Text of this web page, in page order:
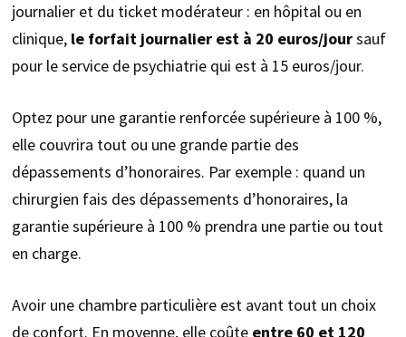
journalier et du ticket modérateur : en hôpital ou en
clinique,le forfait journalier est à 20 euros/joursauf
pour le service de psychiatrie qui est à 15 euros/jour.
Optez pour une garantie renforcée supérieure à 100 %,
elle couvrira tout ou une grande partie des
dépassements d’honoraires. Par exemple : quand un
chirurgien fais des dépassements d’honoraires, la
garantie supérieure à 100 % prendra une partie ou tout
en charge.
Avoir une chambre particulière est avant tout un choix
de confort. En moyenne, elle coûteentre 60 et 120